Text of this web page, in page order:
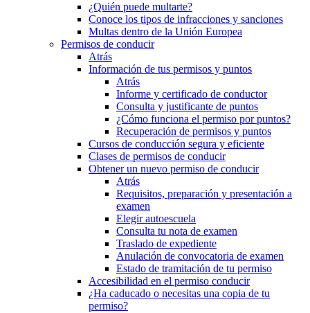
¿Quién puede multarte?
Conoce los tipos de infracciones y sanciones
Multas dentro de la Unión Europea
Permisos de conducir
Atrás
Información de tus permisos y puntos
Atrás
Informe y certificado de conductor
Consulta y justificante de puntos
¿Cómo funciona el permiso por puntos?
Recuperación de permisos y puntos
Cursos de conducción segura y eficiente
Clases de permisos de conducir
Obtener un nuevo permiso de conducir
Atrás
Requisitos, preparación y presentación a
examen
Elegir autoescuela
Consulta tu nota de examen
Traslado de expediente
Anulación de convocatoria de examen
Estado de tramitación de tu permiso
Accesibilidad en el permiso conducir
¿Ha caducado o necesitas una copia de tu
permiso?